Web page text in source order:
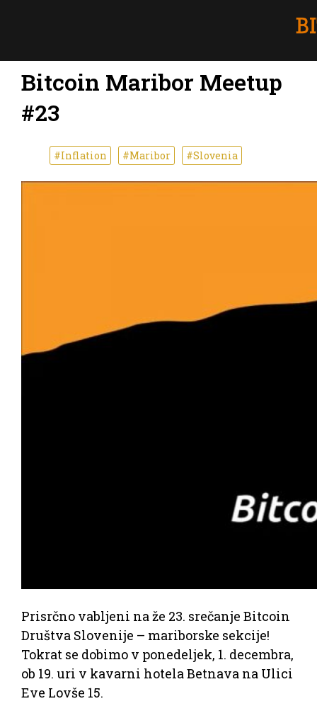
Bitcoin Maribor Meetup
#23
#Inflation #Maribor #Slovenia
Prisrčno vabljeni na že 23. srečanje Bitcoin
Društva Slovenije – mariborske sekcije!
Tokrat se dobimo v ponedeljek, 1. decembra,
ob 19. uri v kavarni hotela Betnava na Ulici
Eve Lovše 15.